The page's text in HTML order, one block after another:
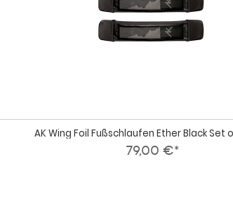
AK Wing Foil Fußschlaufen Ether Black Set
79,00 €*